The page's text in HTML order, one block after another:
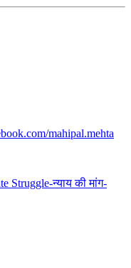
mahipal.mehta
Struggle-न्याय की मांग-